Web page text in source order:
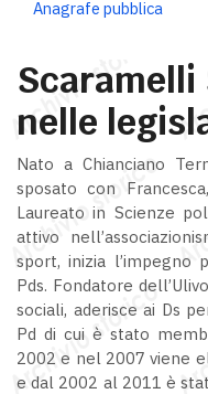
Anagrafe pubblica
nelle
Nato a Chianciano
sposato con
Laureato in Scienze
attivo
sport, inizia l’impegno
Pds. Fondatore
sociali, aderisce ai Ds
Pd di cui è stato
2002 e nel 2007 viene
e dal 2002 al 2011 è